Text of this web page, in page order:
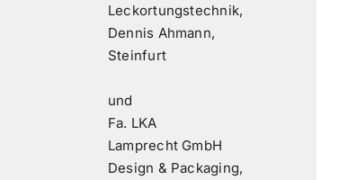
Leckortungstechnik,
Dennis Ahmann,
Steinfurt
und
Fa. LKA
Lamprecht GmbH
Design & Packaging,